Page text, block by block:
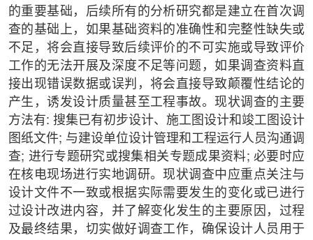
的重要基础，后续所有的分析研究都是建立在首次调
查的基础上，如果基础资料的准确性和完整性缺失或
不足，将会直接导致后续评价的不可实施或导致评价
工作的无法开展及深度不足等问题，如果调查资料直
接出现错误数据或误判，将会直接导致颠覆性结论的
产生，诱发设计质量甚至工程事故。现状调查的主要
方法有: 搜集已有初步设计、施工图设计和竣工图设计
图纸文件; 与建设单位设计管理和工程运行人员沟通调
查; 进行专题研究或搜集相关专题成果资料; 必要时应
在核电现场进行实地调研。现状调查中应重点关注与
设计文件不一致或根据实际需要发生的变化或已进行
过设计改进内容，并了解变化发生的主要原因，过程
及最终结果，切实做好调查工作，确保设计人员用于